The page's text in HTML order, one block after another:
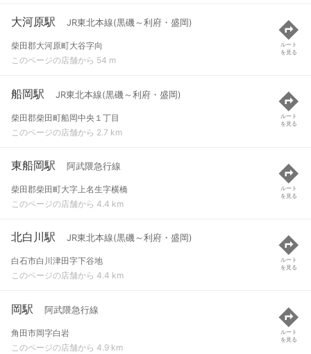
大河原駅 JR東北本線(黒磯～利府・盛岡)
柴田郡大河原町大谷字向
このページの店舗から 54 m
ルート
を見る
船岡駅 JR東北本線(黒磯～利府・盛岡)
柴田郡柴田町船岡中央１丁目
このページの店舗から 2.7 km
ルート
を見る
東船岡駅 阿武隈急行線
柴田郡柴田町大字上名生字横橋
このページの店舗から 4.4 km
ルート
を見る
北白川駅 JR東北本線(黒磯～利府・盛岡)
白石市白川津田字下谷地
このページの店舗から 4.4 km
ルート
を見る
岡駅 阿武隈急行線
角田市岡字白岩
このページの店舗から 4.9 km
ルート
を見る